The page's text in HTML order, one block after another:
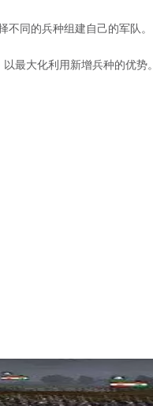
不同的兵种组建自己的军队。
最大化利用新增兵种的优势。